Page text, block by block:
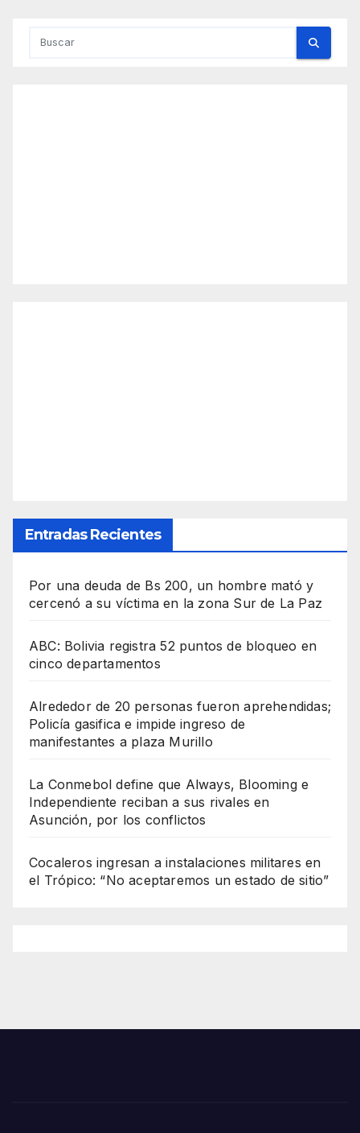
Entradas Recientes
Por una deuda de Bs 200, un hombre mató y
cercenó a su víctima en la zona Sur de La Paz
ABC: Bolivia registra 52 puntos de bloqueo en
cinco departamentos
Alrededor de 20 personas fueron aprehendidas;
Policía gasifica e impide ingreso de
manifestantes a plaza Murillo
La Conmebol define que Always, Blooming e
Independiente reciban a sus rivales en
Asunción, por los conflictos
Cocaleros ingresan a instalaciones militares en
el Trópico: “No aceptaremos un estado de sitio”